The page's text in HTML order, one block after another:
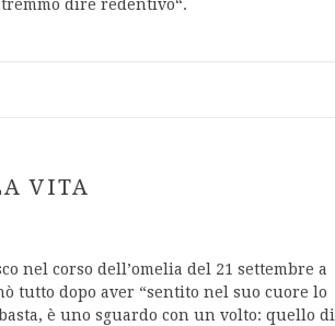
dire redentivo“.
VITA
nel corso dell’omelia del 21 settembre a
tutto dopo aver “sentito nel suo cuore lo
è uno sguardo con un volto: quello di